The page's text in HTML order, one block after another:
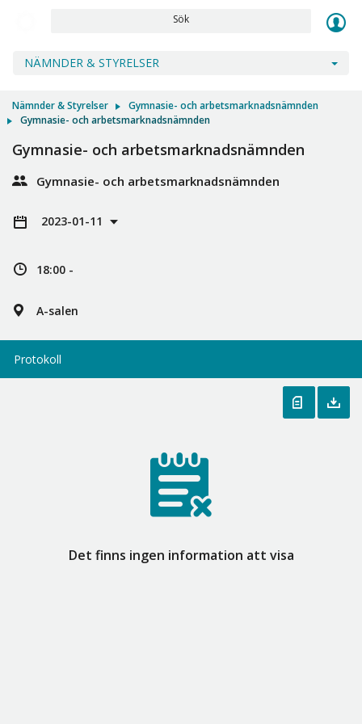
Sök
NÄMNDER & STYRELSER
Nämnder & Styrelser
Gymnasie- och arbetsmarknadsnämnden
Gymnasie- och arbetsmarknadsnämnden
Gymnasie- och arbetsmarknadsnämnden
Gymnasie- och arbetsmarknadsnämnden
2023-01-11
18:00 -
A-salen
Protokoll
Det finns ingen information att visa